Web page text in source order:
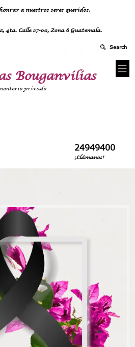
a nuestros seres queridos.
4ta. Calle 27-00, Zona 6 Guatemala.
Bouganvilias
privado
24949400
¡Llámanos!